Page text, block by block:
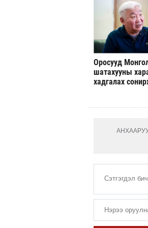
Оросууд
шатахууны
хадгалах